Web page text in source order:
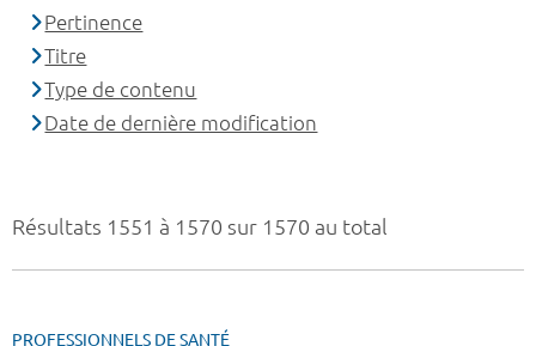
Résultats 1551 à 1570 sur 1570 au total
PROFESSIONNELS DE SANTÉ
Pertinence
Titre
Type de contenu
Date de dernière modification